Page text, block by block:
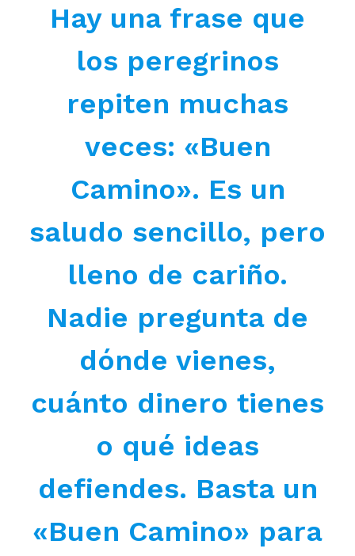
Hay una frase que
los peregrinos
repiten muchas
veces: «Buen
Camino». Es un
saludo sencillo, pero
lleno de cariño.
Nadie pregunta de
dónde vienes,
cuánto dinero tienes
o qué ideas
defiendes. Basta un
«Buen Camino» para